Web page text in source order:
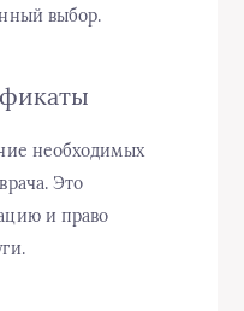
выбор.
необходимых
Это
и право